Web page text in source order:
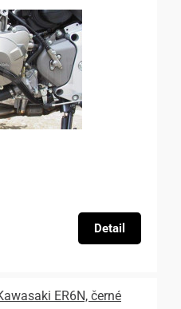
Detail
ER6N, černé